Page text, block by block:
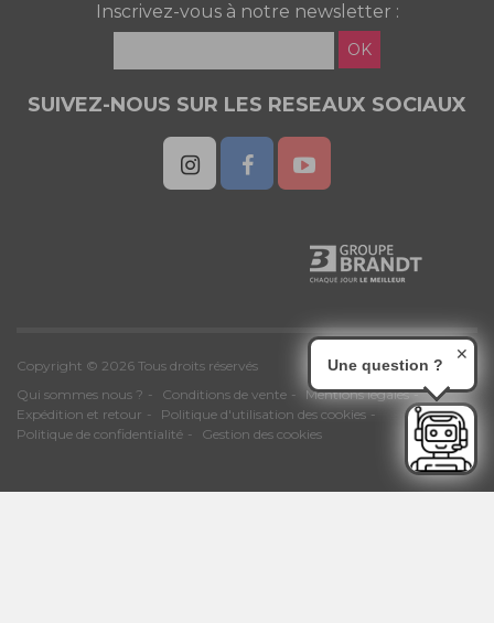
Inscrivez-vous à notre newsletter :
OK
SUIVEZ-NOUS SUR LES RESEAUX SOCIAUX
Copyright © 2026 Tous droits réservés
Qui sommes nous ?
Conditions de vente
Mentions légales
Expédition et retour
Politique d'utilisation des cookies
Politique de confidentialité
Gestion des cookies
Une question ?
✕